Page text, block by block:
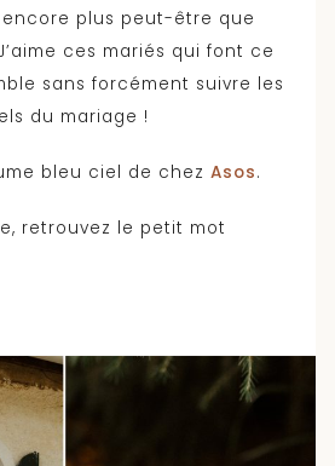
plus peut-être que
ces mariés qui font ce
sans forcément suivre les
du mariage !
bleu ciel de chez Asos.
retrouvez le petit mot